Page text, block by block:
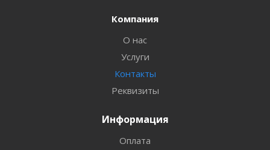
Компания
О нас
Услуги
Контакты
Реквизиты
Информация
Оплата